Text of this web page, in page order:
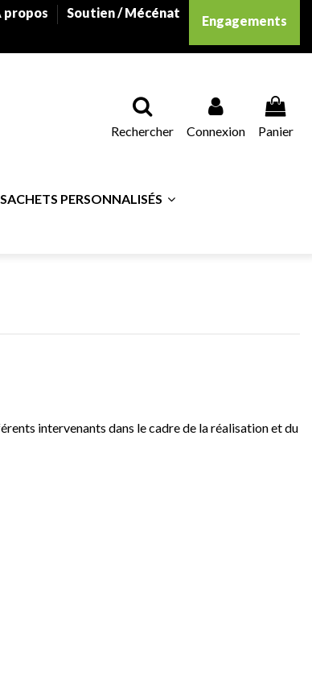
propos Soutien / Mécénat
Engagements
Rechercher Connexion Panier
SACHETS PERSONNALISÉS
intervenants dans le cadre de la réalisation et du